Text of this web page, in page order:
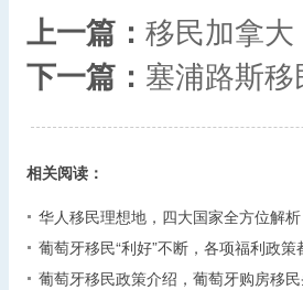
上一篇： 移民加拿
下一篇： 塞浦路斯
相关阅读：
华人移民理想地，四大国家全方位解析
葡萄牙移民“利好”不断，各项福利政策
葡萄牙移民政策介绍，葡萄牙购房移